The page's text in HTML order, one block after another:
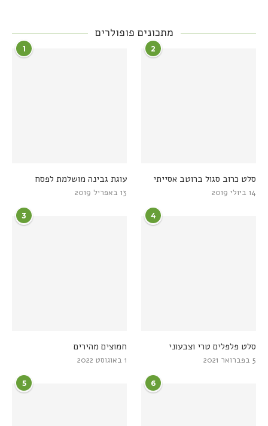
מתכונים פופולרים
1
עוגת גבינה מושלמת לפסח
13 באפריל 2019
2
סלט כרוב סגול ברוטב אסייתי
14 ביולי 2019
3
חמוצים מהירים
1 באוגוסט 2022
4
סלט פלפלים טרי וצבעוני
5 בפברואר 2021
5 6